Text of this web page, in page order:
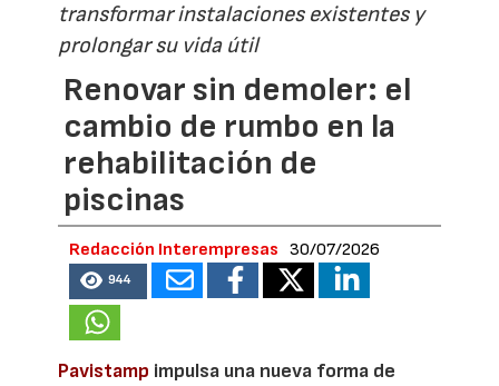
transformar instalaciones existentes y
prolongar su vida útil
Renovar sin demoler: el
cambio de rumbo en la
rehabilitación de
piscinas
Redacción Interempresas 30/07/2026
944
Pavistamp impulsa una nueva forma de